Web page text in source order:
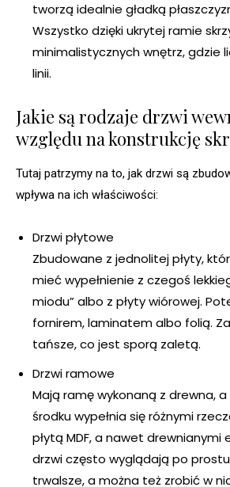
tworzą idealnie gładką
Wszystko dzięki ukrytej ramie
minimalistycznych wnętrz, gdzie
linii.
Jakie są rodzaje drzwi
względu na konstrukcję
Tutaj patrzymy na to, jak drzwi są
wpływa na ich właściwości:
Drzwi płytowe
Zbudowane z jednolitej płyty,
mieć wypełnienie z czegoś
miodu” albo z płyty wiórowej.
fornirem, laminatem albo folią.
tańsze, co jest sporą zaletą.
Drzwi ramowe
Mają ramę wykonaną z drewna,
środku wypełnia się różnymi
płytą MDF, a nawet drewnianymi
drzwi często wyglądają po
trwalsze, a można też zrobić w